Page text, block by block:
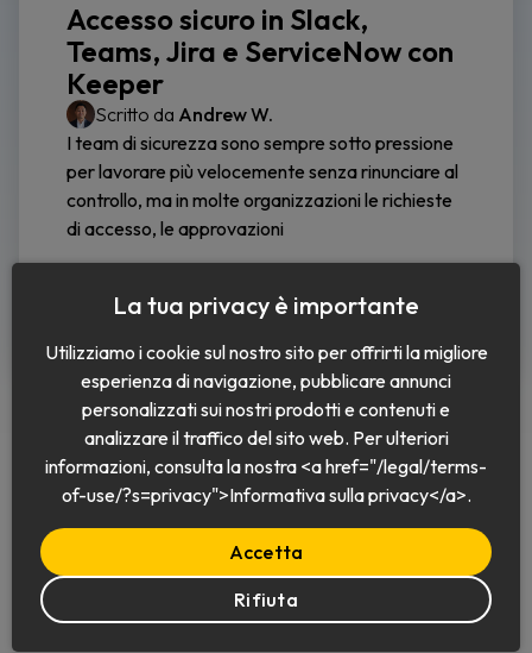
Accesso sicuro in Slack,
Teams, Jira e ServiceNow con
Keeper
Scritto da Andrew W.
I team di sicurezza sono sempre sotto pressione
per lavorare più velocemente senza rinunciare al
controllo, ma in molte organizzazioni le richieste
di accesso, le approvazioni
Continua a leggere
Italiano
La tua privacy è importante
Utilizziamo i cookie sul nostro sito per offrirti la migliore
esperienza di navigazione, pubblicare annunci
personalizzati sui nostri prodotti e contenuti e
analizzare il traffico del sito web. Per ulteriori
informazioni, consulta la nostra <a href="/legal/terms-
of-use/?s=privacy">Informativa sulla privacy</a>.
Accetta
Rifiuta